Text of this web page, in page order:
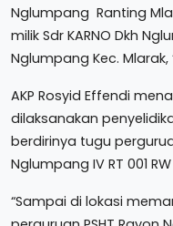
Nglumpang Ranting
milik Sdr KARNO Dkh
Nglumpang Kec. Mlarak,
AKP Rosyid Effendi
dilaksanakan
berdirinya tugu
Nglumpang IV RT 001
“Sampai di lokasi